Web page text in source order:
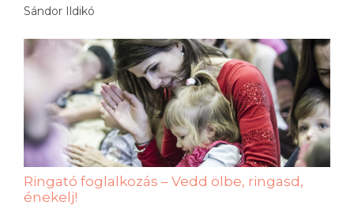
Sándor Ildikó
Ringató foglalkozás – Vedd ölbe, ringasd,
énekelj!